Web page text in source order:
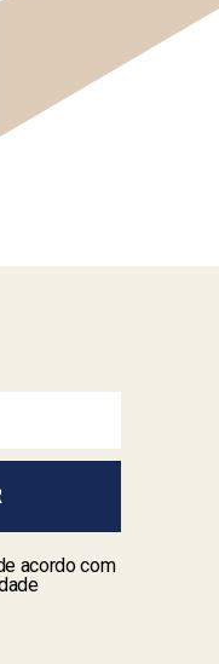
acordo com